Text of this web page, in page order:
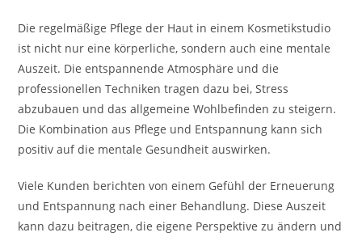
Die regelmäßige Pflege der Haut in einem Kosmetikstudio
ist nicht nur eine körperliche, sondern auch eine mentale
Auszeit. Die entspannende Atmosphäre und die
professionellen Techniken tragen dazu bei, Stress
abzubauen und das allgemeine Wohlbefinden zu steigern.
Die Kombination aus Pflege und Entspannung kann sich
positiv auf die mentale Gesundheit auswirken.
Viele Kunden berichten von einem Gefühl der Erneuerung
und Entspannung nach einer Behandlung. Diese Auszeit
kann dazu beitragen, die eigene Perspektive zu ändern und